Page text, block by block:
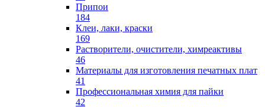
Припои
184
Клеи, лаки, краски
169
Растворители, очистители, химреактивы
46
Материалы для изготовления печатных плат
41
Профессиональная химия для пайки
42